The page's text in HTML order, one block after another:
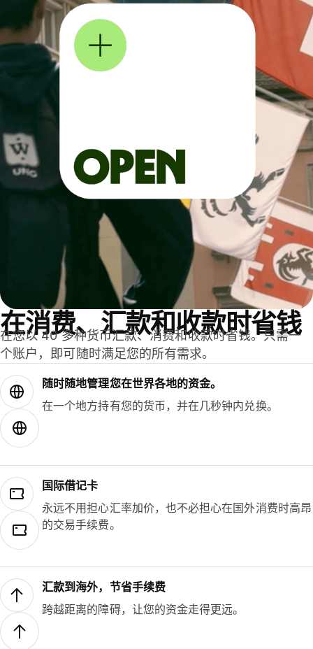
在消费、汇款和收款时省钱
在您以 40 多种货币汇款、消费和收款时省钱。只需一
个账户，即可随时满足您的所有需求。
随时随地管理您在世界各地的资金。
在一个地方持有您的货币，并在几秒钟内兑换。
国际借记卡
永远不用担心汇率加价，也不必担心在国外消费时高昂
的交易手续费。
汇款到海外，节省手续费
跨越距离的障碍，让您的资金走得更远。